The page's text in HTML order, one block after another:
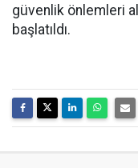
güvenlik önlemleri
başlatıldı.